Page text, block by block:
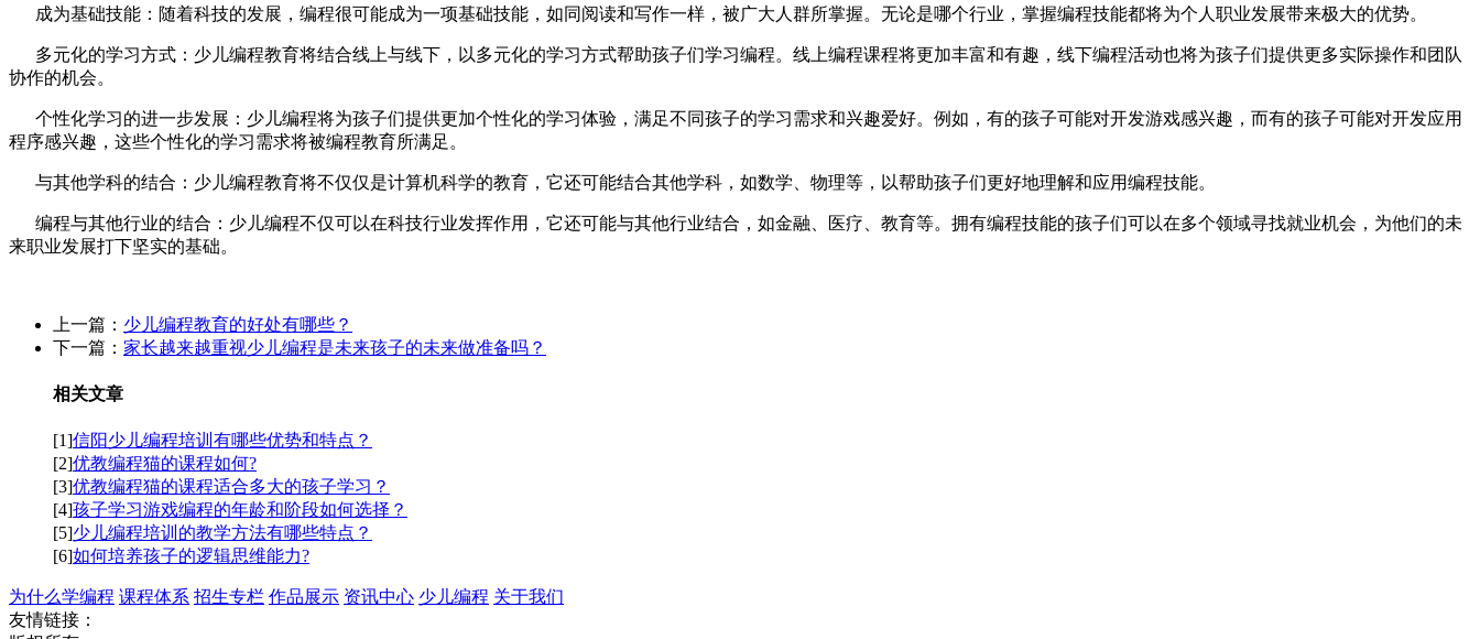
成为基础技能：随着科技的发展，编程很可能成为一项基础技能，如同阅读和写作一样，被广大人群所掌握。无论是哪个行业，掌握编程技能都将为个人职业发展带来极大的优势。
多元化的学习方式：少儿编程教育将结合线上与线下，以多元化的学习方式帮助孩子们学习编程。线上编程课程将更加丰富和有趣，线下编程活动也将为孩子们提供更多实际操作和团队
协作的机会。
个性化学习的进一步发展：少儿编程将为孩子们提供更加个性化的学习体验，满足不同孩子的学习需求和兴趣爱好。例如，有的孩子可能对开发游戏感兴趣，而有的孩子可能对开发应用
程序感兴趣，这些个性化的学习需求将被编程教育所满足。
与其他学科的结合：少儿编程教育将不仅仅是计算机科学的教育，它还可能结合其他学科，如数学、物理等，以帮助孩子们更好地理解和应用编程技能。
编程与其他行业的结合：少儿编程不仅可以在科技行业发挥作用，它还可能与其他行业结合，如金融、医疗、教育等。拥有编程技能的孩子们可以在多个领域寻找就业机会，为他们的未
来职业发展打下坚实的基础。
上一篇： 少儿编程教育的好处有哪些？
下一篇： 家长越来越重视少儿编程是未来孩子的未来做准备吗？
相关文章
[1]信阳少儿编程培训有哪些优势和特点？
[2]优教编程猫的课程如何?
[3]优教编程猫的课程适合多大的孩子学习？
[4]孩子学习游戏编程的年龄和阶段如何选择？
[5]少儿编程培训的教学方法有哪些特点？
[6]如何培养孩子的逻辑思维能力?
为什么学编程 课程体系 招生专栏 作品展示 资讯中心 少儿编程 关于我们
友情链接：